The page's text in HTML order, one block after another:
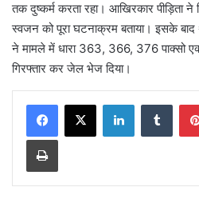
तक दुष्कर्म करता रहा। आखिरकार पीड़िता
स्वजन को पूरा घटनाक्रम बताया। इसके
ने मामले में धारा 363, 366, 376 पाक्सो
गिरफ्तार कर जेल भेज दिया।
LinkedIn
Print